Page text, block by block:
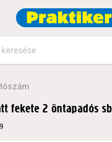
fekete 2 öntapadós sb